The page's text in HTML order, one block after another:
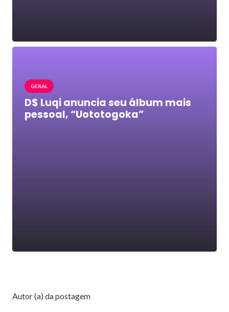
GERAL
D$ Luqi anuncia seu álbum mais
pessoal, “Uototogoka”
Autor (a) da postagem